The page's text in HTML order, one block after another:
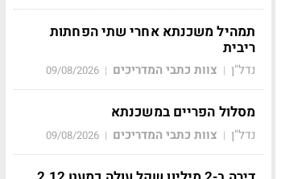
תמהיל משכנתא אחרי שתי הפחתות
ריבית
נדל"ן | צוות כתבי המדריכים |
09/08/2026
מסלול הפריים במשכנתא
נדל"ן | צוות כתבי המדריכים |
09/08/2026